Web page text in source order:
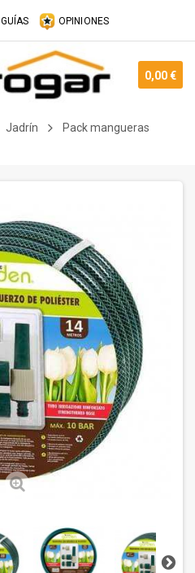
GUÍAS OPINIONES
0,00 €
Jadrín
Pack mangueras